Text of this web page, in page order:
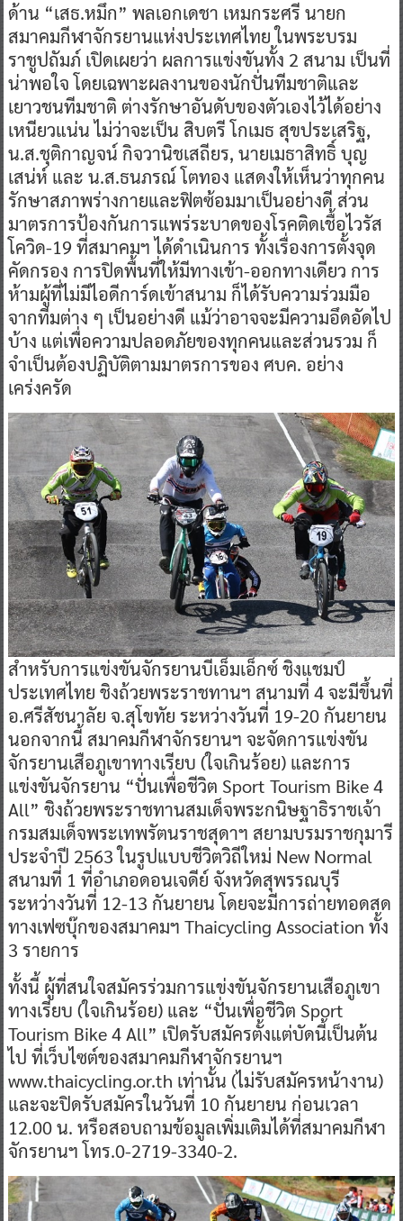
ด้าน “เสธ.หมึก” พลเอกเดชา เหมกระศรี นายก
สมาคมกีฬาจักรยานแห่งประเทศไทย ในพระบรม
ราชูปถัมภ์ เปิดเผยว่า ผลการแข่งขันทั้ง 2 สนาม เป็นที่
น่าพอใจ โดยเฉพาะผลงานของนักปั่นทีมชาติและ
เยาวชนทีมชาติ ต่างรักษาอันดับของตัวเองไว้ได้อย่าง
เหนียวแน่น ไม่ว่าจะเป็น สิบตรี โกเมธ สุขประเสริฐ,
น.ส.ชุติกาญจน์ กิจวานิชเสถียร, นายเมธาสิทธิ์ บุญ
เสน่ห์ และ น.ส.ธนภรณ์ โตทอง แสดงให้เห็นว่าทุกคน
รักษาสภาพร่างกายและฟิตซ้อมมาเป็นอย่างดี ส่วน
มาตรการป้องกันการแพร่ระบาดของโรคติดเชื้อไวรัส
โควิด-19 ที่สมาคมฯ ได้ดำเนินการ ทั้งเรื่องการตั้งจุด
คัดกรอง การปิดพื้นที่ให้มีทางเข้า-ออกทางเดียว การ
ห้ามผู้ที่ไม่มีไอดีการ์ดเข้าสนาม ก็ได้รับความร่วมมือ
จากทีมต่าง ๆ เป็นอย่างดี แม้ว่าอาจจะมีความอึดอัดไป
บ้าง แต่เพื่อความปลอดภัยของทุกคนและส่วนรวม ก็
จำเป็นต้องปฏิบัติตามมาตรการของ ศบค. อย่าง
เคร่งครัด
สำหรับการแข่งขันจักรยานบีเอ็มเอ็กซ์ ชิงแชมป์
ประเทศไทย ชิงถ้วยพระราชทานฯ สนามที่ 4 จะมีขึ้นที่
อ.ศรีสัชนาลัย จ.สุโขทัย ระหว่างวันที่ 19-20 กันยายน
นอกจากนี้ สมาคมกีฬาจักรยานฯ จะจัดการแข่งขัน
จักรยานเสือภูเขาทางเรียบ (ใจเกินร้อย) และการ
แข่งขันจักรยาน “ปั่นเพื่อชีวิต Sport Tourism Bike 4
All” ชิงถ้วยพระราชทานสมเด็จพระกนิษฐาธิราชเจ้า
กรมสมเด็จพระเทพรัตนราชสุดาฯ สยามบรมราชกุมารี
ประจำปี 2563 ในรูปแบบชีวิตวิถีใหม่ New Normal
สนามที่ 1 ที่อำเภอดอนเจดีย์ จังหวัดสุพรรณบุรี
ระหว่างวันที่ 12-13 กันยายน โดยจะมีการถ่ายทอดสด
ทางเฟซบุ๊กของสมาคมฯ Thaicycling Association ทั้ง
3 รายการ
ทั้งนี้ ผู้ที่สนใจสมัครร่วมการแข่งขันจักรยานเสือภูเขา
ทางเรียบ (ใจเกินร้อย) และ “ปั่นเพื่อชีวิต Sport
Tourism Bike 4 All” เปิดรับสมัครตั้งแต่บัดนี้เป็นต้น
ไป ที่เว็บไซต์ของสมาคมกีฬาจักรยานฯ
www.thaicycling.or.th เท่านั้น (ไม่รับสมัครหน้างาน)
และจะปิดรับสมัครในวันที่ 10 กันยายน ก่อนเวลา
12.00 น. หรือสอบถามข้อมูลเพิ่มเติมได้ที่สมาคมกีฬา
จักรยานฯ โทร.0-2719-3340-2.